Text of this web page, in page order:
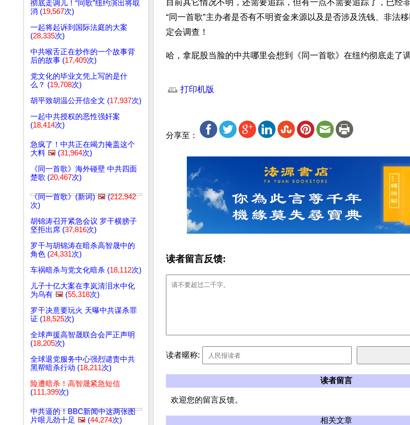
彻底走调儿！“同歌”纽约演出将取
消 (19,567次)
一起将起诉到国际法庭的大案
(28,335次)
中共喉舌正在炒作的一个故事背
后的故事 (17,409次)
党文化的毕业文凭上写的是什
么？ (19,708次)
胡平致胡温公开信全文 (17,937次)
一起中共授权的恶性强奸案
(18,414次)
急疯了！中共正在竭力掩盖这个
大料 🖼️ (31,964次)
《同一首歌》海外碰壁 中共四面
楚歌 (20,467次)
《同一首歌》(新词) 🖼️(212,942
次)
胡锦涛召开紧急会议 罗干横膀子
坚拒出席 (37,816次)
罗干与胡锦涛在暗杀高智晟中的
角色 (24,331次)
车祸暗杀与党文化暗杀 (18,112次)
儿子十亿大案在李岚清泪水中化
为乌有 🖼️ (55,318次)
罗干决意要玩火 天曝中共谋杀罪
证 (18,525次)
全球声援高智晟联合会严正声明
(18,205次)
全球退党服务中心强烈谴责中共
黑帮暗杀行动 (18,211次)
险遭暗杀！高智晟紧急短信
(111,399次)
中共逼的！BBC新闻中这两张图
片哏儿劲十足 🖼️ (44,274次)
目前其它情况不明，还需要追踪，但有一点不需要追踪了，已经
“同一首歌”主办者是否有不明资金来源以及是否涉及洗钱、非法
定会调查！
哈，拿屁股当脸的中共哪里会想到《同一首歌》在纽约彻底走了
打印机版
分享至：
读者留言反馈:
读者暱称:
读者留言
欢迎您的留言反馈。
相关文章